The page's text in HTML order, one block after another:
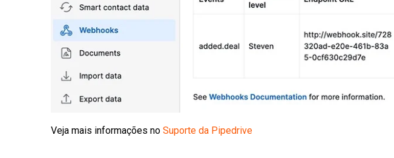
Veja mais informações no Suporte da Pipedrive